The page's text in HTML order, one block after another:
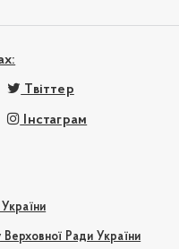
Твіттер
Інстаграм
Ради України